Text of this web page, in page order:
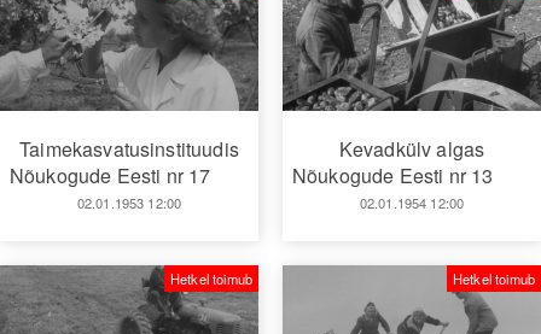
Taimekasvatusinstituudis
Nõukogude Eesti nr 17
02.01.1953 12:00
Kevadkülv algas
Nõukogude Eesti nr 13
02.01.1954 12:00
Hetkel toimub Hetkel toimub